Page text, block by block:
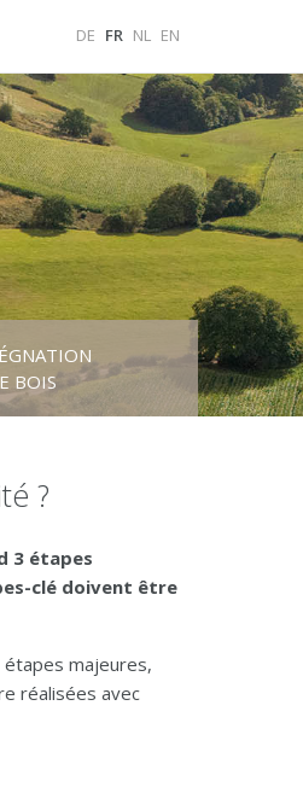
DE FR NL EN
BOIS
?
3 étapes
clé doivent être
majeures,
réalisées avec